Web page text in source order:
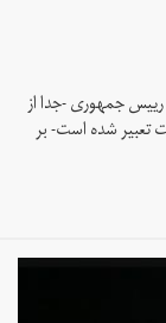
جمهوری -جدا از
تعبیر شده است- بر